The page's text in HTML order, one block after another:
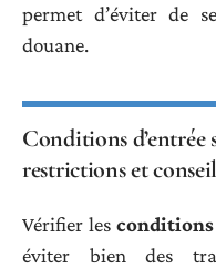
permet d’éviter de
douane.
Conditions d’entrée
restrictions et
Vérifier lesconditions
éviter bien des